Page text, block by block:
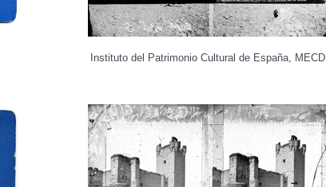
Instituto del Patrimonio Cultural de España, MECD